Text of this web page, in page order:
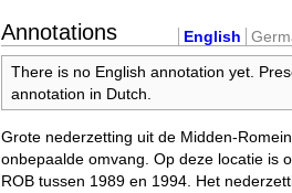
Annotations English
There is no English annotation yet.
annotation in Dutch.
Grote nederzetting uit de Midden-
onbepaalde omvang. Op deze locatie is
ROB tussen 1989 en 1994. Het